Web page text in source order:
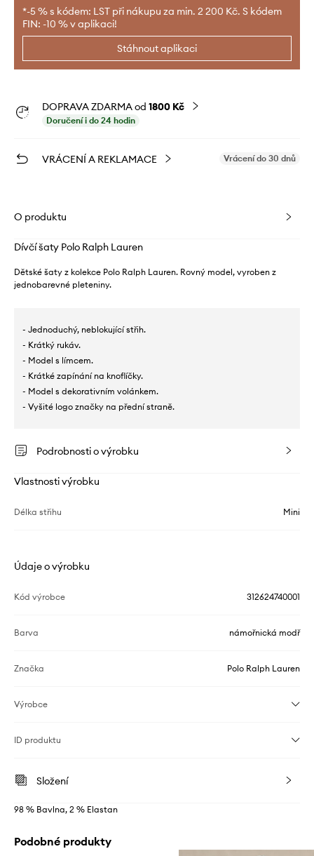
*-5 % s kódem: LST při nákupu za min. 2 200 Kč. S kódem
FIN: -10 % v aplikaci!
Stáhnout aplikaci
DOPRAVA ZDARMA od 1800 Kč
Doručení i do 24 hodin
VRÁCENÍ A REKLAMACE Vrácení do 30 dnů
O produktu
Dívčí šaty Polo Ralph Lauren
Dětské šaty z kolekce Polo Ralph Lauren. Rovný model, vyroben z
jednobarevné pleteniny.
- Jednoduchý, neblokující střih.
- Krátký rukáv.
- Model s límcem.
- Krátké zapínání na knoflíčky.
- Model s dekorativním volánkem.
- Vyšité logo značky na přední straně.
Podrobnosti o výrobku
Vlastnosti výrobku
Délka střihu Mini
Údaje o výrobku
Kód výrobce 312624740001
Barva námořnická modř
Značka Polo Ralph Lauren
Výrobce
ID produktu
Složení
98 % Bavlna, 2 % Elastan
Podobné produkty